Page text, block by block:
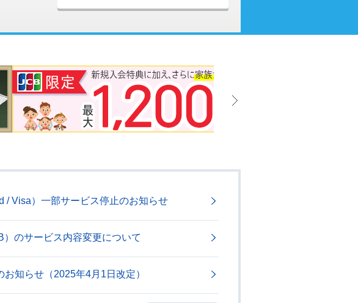
/ Visa）一部サービス停止のお知らせ
のサービス内容変更について
知らせ（2025年4月1日改定）